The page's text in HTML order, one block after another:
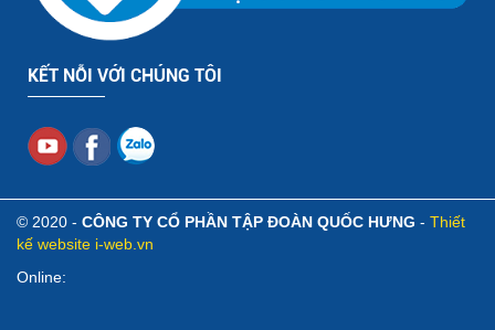
KẾT NỖI VỚI CHÚNG TÔI
© 2020 - CÔNG TY CỔ PHẦN TẬP ĐOÀN QUỐC HƯNG - Thiết
kế website i-web.vn
Online: